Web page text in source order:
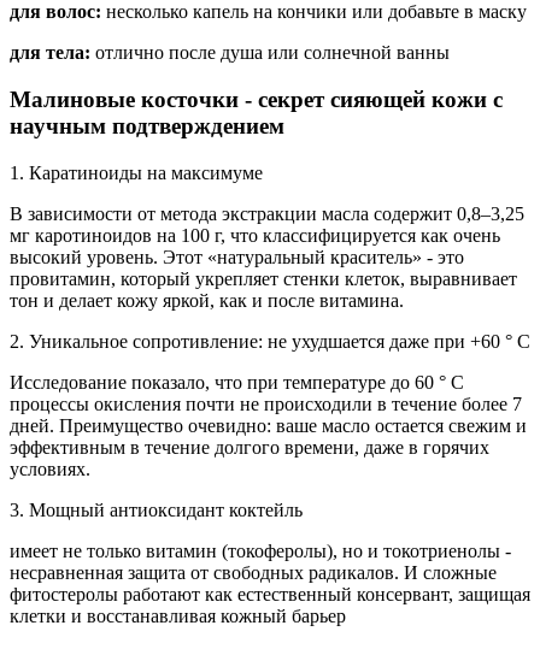
для волос: несколько капель на кончики или добавьте в маску
для тела: отлично после душа или солнечной ванны
Малиновые косточки - секрет сияющей кожи с
научным подтверждением
1. Каратиноиды на максимуме
В зависимости от метода экстракции масла содержит 0,8–3,25
мг каротиноидов на 100 г, что классифицируется как очень
высокий уровень. Этот «натуральный краситель» - это
провитамин, который укрепляет стенки клеток, выравнивает
тон и делает кожу яркой, как и после витамина.
2. Уникальное сопротивление: не ухудшается даже при +60 ° C
Исследование показало, что при температуре до 60 ° C
процессы окисления почти не происходили в течение более 7
дней. Преимущество очевидно: ваше масло остается свежим и
эффективным в течение долгого времени, даже в горячих
условиях.
3. Мощный антиоксидант коктейль
имеет не только витамин (токоферолы), но и токотриенолы -
несравненная защита от свободных радикалов. И сложные
фитостеролы работают как естественный консервант, защищая
клетки и восстанавливая кожный барьер